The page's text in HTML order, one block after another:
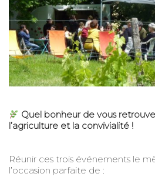
Quel bonheur de vous
l’agriculture et la convivialité !
Réunir ces trois événements le
l’occasion parfaite de :